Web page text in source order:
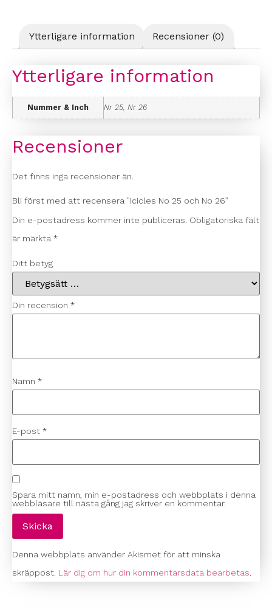
Ytterligare information Recensioner (0)
Ytterligare information
Nummer & Inch Nr 25, Nr 26
Recensioner
Det finns inga recensioner än.
Bli först med att recensera ”Icicles No 25 och No 26”
Din e-postadress kommer inte publiceras. Obligatoriska fält
är märkta *
Ditt betyg
Din recension *
Namn *
E-post *
Spara mitt namn, min e-postadress och webbplats i denna
webbläsare till nästa gång jag skriver en kommentar.
Denna webbplats använder Akismet för att minska
skräppost. Lär dig om hur din kommentarsdata bearbetas.